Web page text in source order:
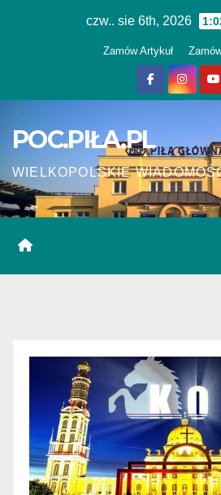
czw.. sie 6th, 2026
Zamów Artykuł
POC.PIŁA.PL
WIELKOPOLSKIE